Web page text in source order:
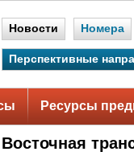
Новости Номера
Перспективные
Ресурсы
Восточная